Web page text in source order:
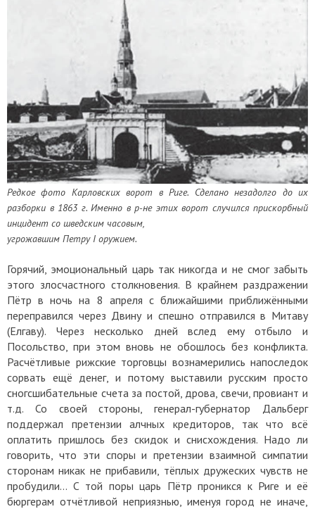
Редкое фото Карловских ворот в Риге. Сделано незадолго до их
разборки в 1863 г. Именно в р-не этих ворот случился прискорбный
инцидент со шведским часовым,
угрожавшим Петру I оружием.
Горячий, эмоциональный царь так никогда и не смог забыть
этого злосчастного столкновения. В крайнем раздражении
Пётр в ночь на 8 апреля с ближайшими приближёнными
переправился через Двину и спешно отправился в Митаву
(Елгаву). Через несколько дней вслед ему отбыло и
Посольство, при этом вновь не обошлось без конфликта.
Расчётливые рижские торговцы вознамерились напоследок
сорвать ещё денег, и потому выставили русским просто
сногсшибательные счета за постой, дрова, свечи, провиант и
т.д. Со своей стороны, генерал-губернатор Дальберг
поддержал претензии алчных кредиторов, так что всё
оплатить пришлось без скидок и снисхождения. Надо ли
говорить, что эти споры и претензии взаимной симпатии
сторонам никак не прибавили, тёплых дружеских чувств не
пробудили… С той поры царь Пётр проникся к Риге и её
бюргерам отчётливой неприязнью, именуя город не иначе,